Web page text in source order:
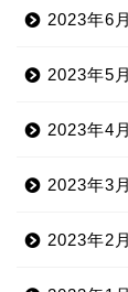
2023年6月
2023年5月
2023年4月
2023年3月
2023年2月